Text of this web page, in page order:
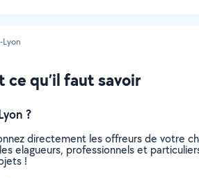
Lyon
ce qu’il faut savoir
?
directement les offreurs de
elagueurs, professionnels et
!